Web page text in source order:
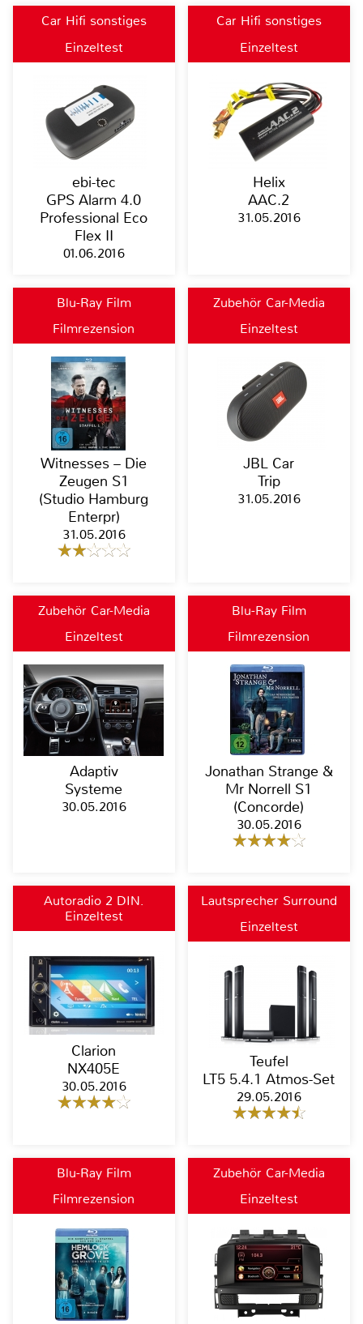
Car Hifi sonstiges
Einzeltest
ebi-tec
GPS Alarm 4.0
Professional Eco
Flex II
01.06.2016
Car Hifi sonstiges
Einzeltest
Helix
AAC.2
31.05.2016
Blu-Ray Film
Filmrezension
Witnesses – Die
Zeugen S1
(Studio Hamburg
Enterpr)
31.05.2016
Zubehör Car-Media
Einzeltest
JBL Car
Trip
31.05.2016
Zubehör Car-Media
Einzeltest
Adaptiv
Systeme
30.05.2016
Blu-Ray Film
Filmrezension
Jonathan Strange &
Mr Norrell S1
(Concorde)
30.05.2016
Autoradio 2 DIN,
Moniceiver, Naviceiver,
Bluetooth
Einzeltest
Clarion
NX405E
30.05.2016
Lautsprecher Surround
Einzeltest
Teufel
LT5 5.4.1 Atmos-Set
29.05.2016
Blu-Ray Film
Filmrezension
Zubehör Car-Media
Einzeltest